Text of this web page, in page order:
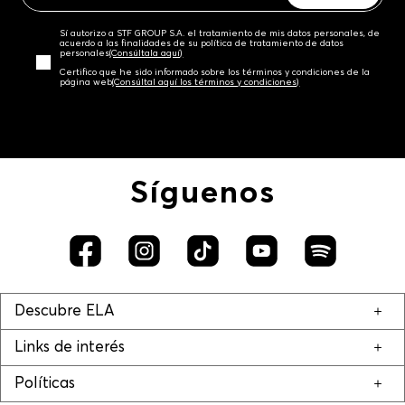
Sí autorizo a STF GROUP S.A. el tratamiento de mis datos personales, de
acuerdo a las finalidades de su política de tratamiento de datos
personales‎(Consúltala aquí)
Certifico que he sido informado sobre los términos y condiciones de la
página web‎(Consúltal aquí los términos y condiciones)
Síguenos
Descubre ELA
Links de interés
Políticas